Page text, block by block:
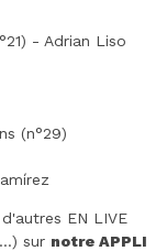
- Adrian Liso
(n°29)
EN LIVE
sur notre APPLI